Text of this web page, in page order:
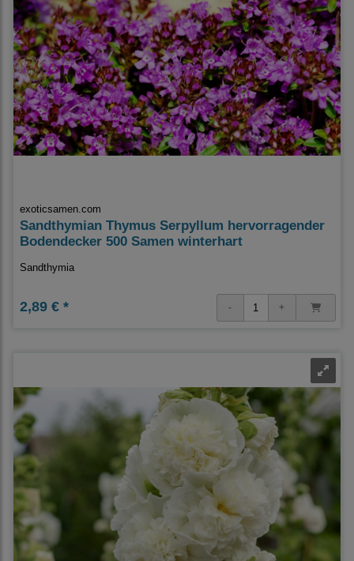
exoticsamen.com
Sandthymian Thymus Serpyllum hervorragender
Bodendecker 500 Samen winterhart
Sandthymia
2,89 € *